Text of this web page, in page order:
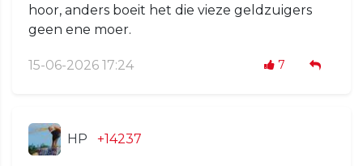
hoor, anders boeit het die vieze geldzuigers
geen ene moer.
15-06-2026 17:24 7
HP +14237